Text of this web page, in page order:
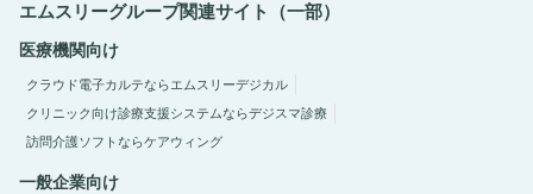
エムスリーグループ関連サイト（一部）
医療機関向け
クラウド電子カルテならエムスリーデジカル
クリニック向け診療支援システムならデジスマ診療
訪問介護ソフトならケアウィング
一般企業向け